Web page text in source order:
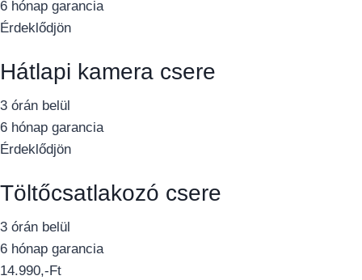
6 hónap garancia
Érdeklődjön
Hátlapi kamera csere
3 órán belül
6 hónap garancia
Érdeklődjön
Töltőcsatlakozó csere
3 órán belül
6 hónap garancia
14.990,-Ft